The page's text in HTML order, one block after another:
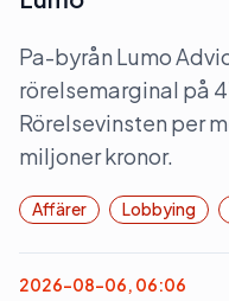
Pa-byrån Lumo
rörelsemarginal på
Rörelsevinsten per
miljoner kronor.
Affärer Lobbying
2026-08-06, 06:06